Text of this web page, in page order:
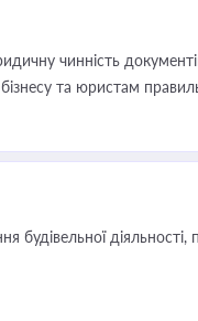
чинність
та юристам
органами влади та
будівельної